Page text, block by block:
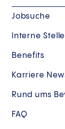
Jobsuche
Interne
Benefits
Karriere
Rund ums
FAQ